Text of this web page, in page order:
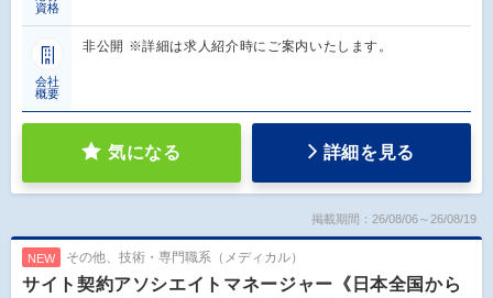
資格
会社
概要
非公開 ※詳細は求人紹介時にご案内いたします。
気になる 詳細を見る
掲載期間：26/08/06～26/08/19
NEW その他、技術・専門職系（メディカル）
サイト契約アソシエイトマネージャー《日本全国から